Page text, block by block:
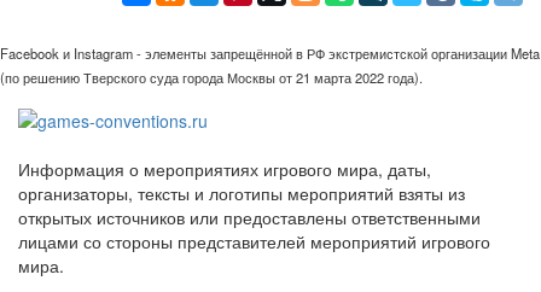
Facebook и Instagram - элементы запрещённой в РФ экстремистской организации Meta
(по решению Тверского суда города Москвы от 21 марта 2022 года).
Информация о мероприятиях игрового мира, даты,
организаторы, тексты и логотипы мероприятий взяты из
открытых источников или предоставлены ответственными
лицами со стороны представителей мероприятий игрового
мира.